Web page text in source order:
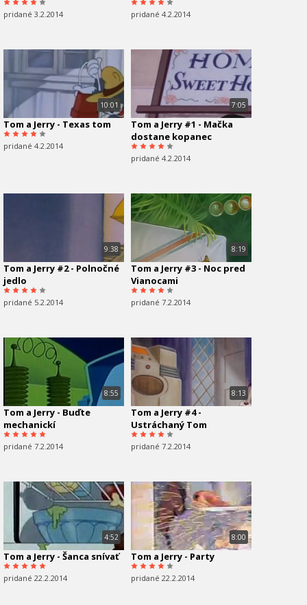
pridané 3.2.2014 pridané 4.2.2014
10:01
Tom a Jerry - Texas tom
pridané 4.2.2014
7:05
Tom a Jerry #1 - Mačka
dostane kopanec
pridané 4.2.2014
9:38
Tom a Jerry #2 - Polnočné
jedlo
pridané 5.2.2014
8:19
Tom a Jerry #3 - Noc pred
Vianocami
pridané 7.2.2014
8:55
Tom a Jerry - Buďte
mechanickí
pridané 7.2.2014
8:13
Tom a Jerry #4 -
Ustráchaný Tom
pridané 7.2.2014
4:52
Tom a Jerry - Šanca snívať
pridané 22.2.2014
8:00
Tom a Jerry - Party
pridané 22.2.2014